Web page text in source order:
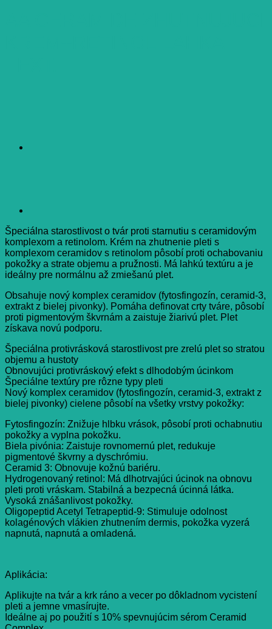
Špeciálna starostlivost o tvár proti starnutiu s ceramidovým
komplexom a retinolom. Krém na zhutnenie pleti s
komplexom ceramidov s retinolom pôsobí proti ochabovaniu
pokožky a strate objemu a pružnosti. Má lahkú textúru a je
ideálny pre normálnu až zmiešanú plet.
Obsahuje nový komplex ceramidov (fytosfingozín, ceramid-3,
extrakt z bielej pivonky). Pomáha definovat crty tváre, pôsobí
proti pigmentovým škvrnám a zaistuje žiarivú plet. Plet
získava novú podporu.
Špeciálna protivrásková starostlivost pre zrelú plet so stratou
objemu a hustoty
Obnovujúci protivráskový efekt s dlhodobým úcinkom
Špeciálne textúry pre rôzne typy pleti
Nový komplex ceramidov (fytosfingozín, ceramid-3, extrakt z
bielej pivonky) cielene pôsobí na všetky vrstvy pokožky:
Fytosfingozín: Znižuje hlbku vrások, pôsobí proti ochabnutiu
pokožky a vyplna pokožku.
Biela pivónia: Zaistuje rovnomernú plet, redukuje
pigmentové škvrny a dyschrómiu.
Ceramid 3: Obnovuje kožnú bariéru.
Hydrogenovaný retinol: Má dlhotrvajúci úcinok na obnovu
pleti proti vráskam. Stabilná a bezpecná úcinná látka.
Vysoká znášanlivost pokožky.
Oligopeptid Acetyl Tetrapeptid-9: Stimuluje odolnost
kolagénových vlákien zhutnením dermis, pokožka vyzerá
napnutá, napnutá a omladená.
Aplikácia:
Aplikujte na tvár a krk ráno a vecer po dôkladnom vycistení
pleti a jemne vmasírujte.
Ideálne aj po použití s 10% spevnujúcim sérom Ceramid